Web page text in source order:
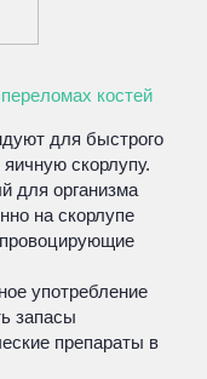
костей
для быстрого
скорлупу.
для организма
на скорлупе
употребление
запасы
препараты в